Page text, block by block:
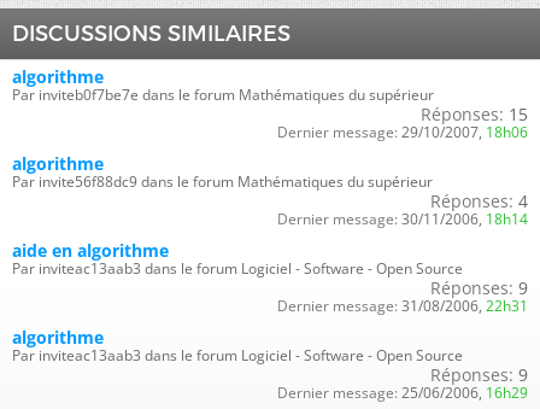
DISCUSSIONS SIMILAIRES
algorithme
Par inviteb0f7be7e dans le forum Mathématiques du supérieur
Réponses: 15
Dernier message: 29/10/2007, 18h06
algorithme
Par invite56f88dc9 dans le forum Mathématiques du supérieur
Réponses: 4
Dernier message: 30/11/2006, 18h14
aide en algorithme
Par inviteac13aab3 dans le forum Logiciel - Software - Open Source
Réponses: 9
Dernier message: 31/08/2006, 22h31
algorithme
Par inviteac13aab3 dans le forum Logiciel - Software - Open Source
Réponses: 9
Dernier message: 25/06/2006, 16h29